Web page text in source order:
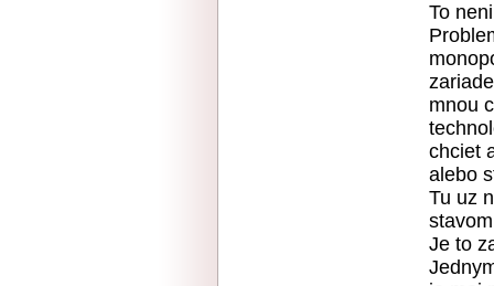
To
mnou
chciet
alebo
Tu uz
Je to